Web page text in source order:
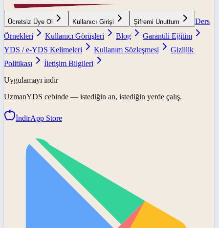
Ücretsiz Üye Ol Kullanıcı Girişi Şifremi Unuttum
Ders
Örnekleri
Kullanıcı Görüşleri Blog
Garantili Eğitim
YDS / e-YDS Kelimeleri
Kullanım Sözleşmesi
Gizlilik
Politikası
İletişim Bilgileri
Uygulamayı indir
UzmanYDS cebinde — istediğin an, istediğin yerde çalış.
İndirApp Store